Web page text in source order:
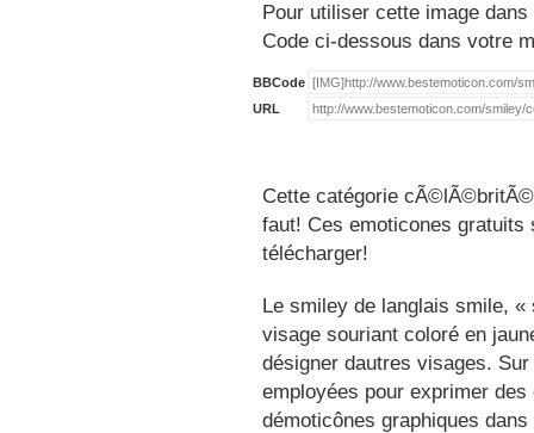
Pour utiliser cette image
Code ci-dessous dans votre
BBCode
URL
Cette catégorie
faut! Ces emoticones
télécharger!
Le smiley de langlais smile,
visage souriant coloré en
désigner dautres visages.
employées pour exprimer
démoticônes graphiques